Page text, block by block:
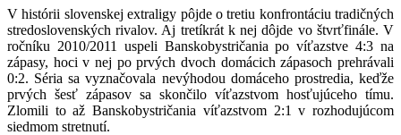
V histórii slovenskej extraligy pôjde o tretiu konfrontáciu tradičných
stredoslovenských rivalov. Aj tretíkrát k nej dôjde vo štvrťfinále. V
ročníku 2010/2011 uspeli Banskobystričania po víťazstve 4:3 na
zápasy, hoci v nej po prvých dvoch domácich zápasoch prehrávali
0:2. Séria sa vyznačovala nevýhodou domáceho prostredia, keďže
prvých šesť zápasov sa skončilo víťazstvom hosťujúceho tímu.
Zlomili to až Banskobystričania víťazstvom 2:1 v rozhodujúcom
siedmom stretnutí.